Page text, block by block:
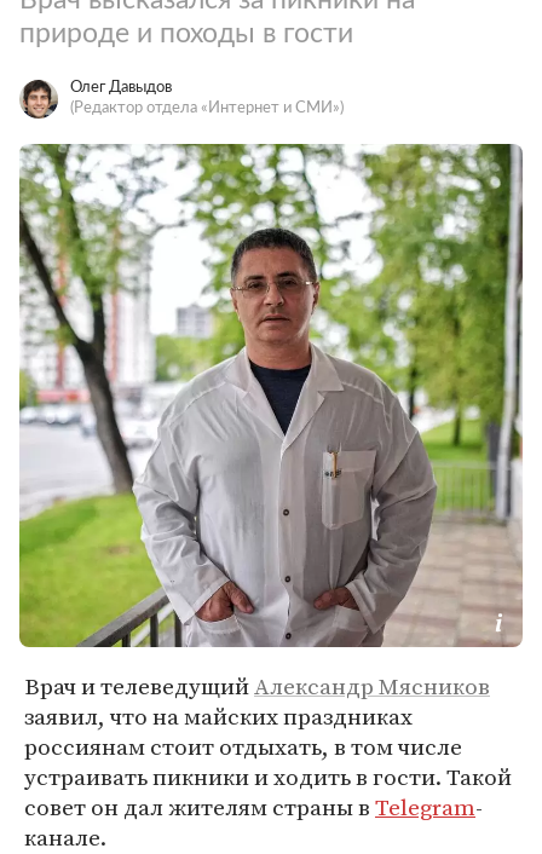
природе и походы в гости
Олег Давыдов
(Редактор отдела «Интернет и СМИ»)
Врач и телеведущийАлександр Мясников
заявил, что на майских праздниках
россиянам стоит отдыхать, в том числе
устраивать пикники и ходить в гости. Такой
совет он дал жителям страны вTelegram-
канале.